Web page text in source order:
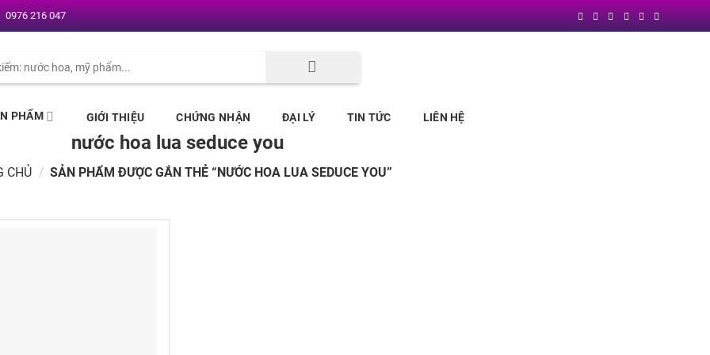
0976 216 047
PHẨM GIỚI THIỆU CHỨNG NHẬN ĐẠI LÝ TIN TỨC LIÊN HỆ
nước hoa lua seduce you
CHỦ / SẢN PHẨM ĐƯỢC GẮN THẺ “NƯỚC HOA LUA SEDUCE YOU”